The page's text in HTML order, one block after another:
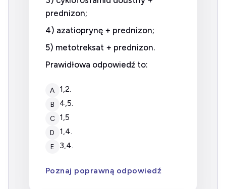
prednizon;
4) azatioprynę + prednizon;
5) metotreksat + prednizon.
Prawidłowa odpowiedź to:
A 1,2.
B 4,5.
C 1,5
D 1,4.
E 3,4.
Poznaj poprawną odpowiedź